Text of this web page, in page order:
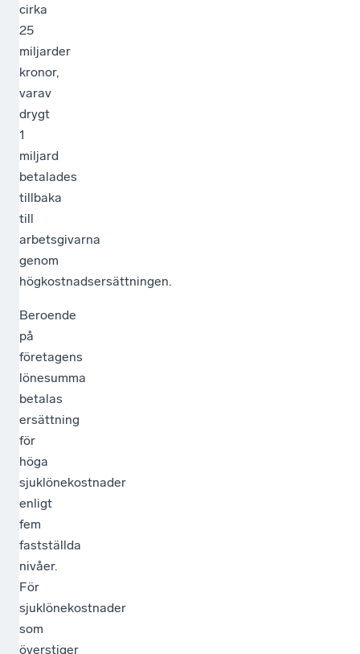
cirka
25
miljarder
kronor,
varav
drygt
1
miljard
betalades
tillbaka
till
arbetsgivarna
genom
högkostnadsersättningen.
Beroende
på
företagens
lönesumma
betalas
ersättning
för
höga
sjuklönekostnader
enligt
fem
fastställda
nivåer.
För
sjuklönekostnader
som
överstiger